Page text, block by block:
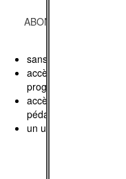
ABONNEMENT
sans engagement
accès à l’intégralité des
programmes
accès aux documents
pédagogiques
un utilisateur unique